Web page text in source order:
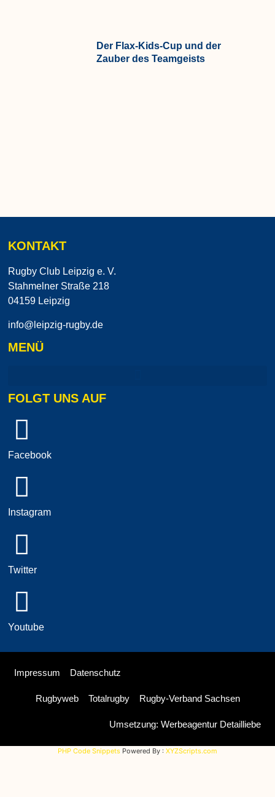
Der Flax-Kids-Cup und der
Zauber des Teamgeists
KONTAKT
Rugby Club Leipzig e. V.
Stahmelner Straße 218
04159 Leipzig
info@leipzig-rugby.de
MENÜ
FOLGT UNS AUF
Facebook
Instagram
Twitter
Youtube
Impressum Datenschutz
Rugbyweb Totalrugby Rugby-Verband Sachsen
Umsetzung: Werbeagentur Detailliebe
PHP Code Snippets Powered By : XYZScripts.com